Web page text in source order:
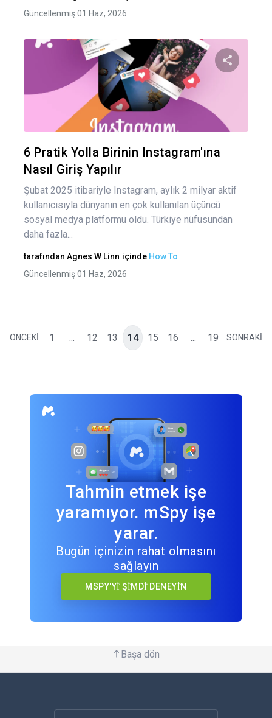
Güncellenmiş 01 Haz, 2026
6 Pratik Yolla Birinin Instagram'ına
Nasıl Giriş Yapılır
Şubat 2025 itibariyle Instagram, aylık 2 milyar aktif
kullanıcısıyla dünyanın en çok kullanılan üçüncü
sosyal medya platformu oldu. Türkiye nüfusundan
daha fazla...
tarafından Agnes W Linn içinde How To
Güncellenmiş 01 Haz, 2026
ÖNCEKİ 1 ... 12 13 14 15 16 ... 19 SONRAKİ
Tahmin etmek işe
yaramıyor. mSpy işe
yarar.
Bugün içinizin rahat olmasını
sağlayın
MSPY'Yİ ŞİMDİ DENEYİN
Başa dön